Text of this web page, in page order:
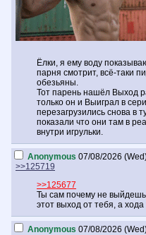
Ёлки, я ему воду
парня смотрит, всё-таки
обезьяны.
Тот парень нашёл Выход
только он и Выиграл в
перезагрузились снова в
показали что они там в
внутри игрульки.
Anonymous 07/08/2026
>>125719
>>125677
Ты сам почему не
этот выход от тебя, а хода
Anonymous 07/08/2026